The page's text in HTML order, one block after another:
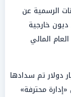
الرسمية عن
خارجية
العام المالي
تراجعاً مقارنة بنحو 7.952 مليار دولار تم سدادها
محترفة»